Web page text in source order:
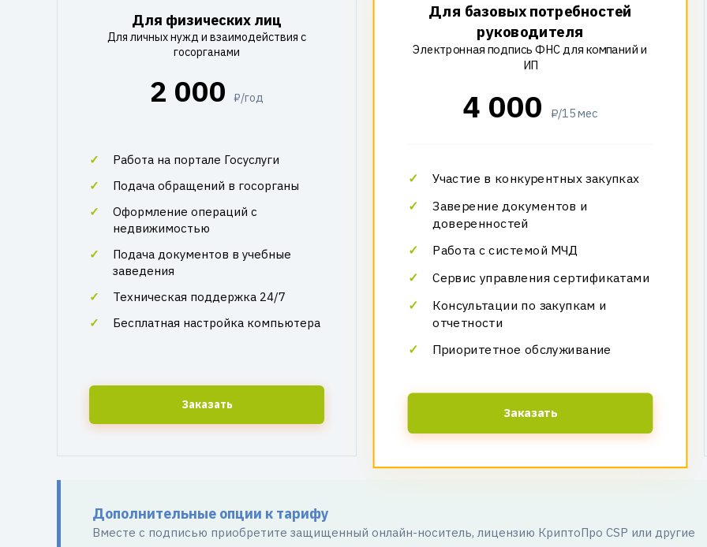
Для физических лиц
Для личных нужд и взаимодействия с
госорганами
2 000 ₽/год
Работа на портале Госуслуги
Подача обращений в госорганы
Оформление операций с
недвижимостью
Подача документов в учебные
заведения
Техническая поддержка 24/7
Бесплатная настройка компьютера
Заказать
Для базовых потребностей
руководителя
Электронная подпись ФНС для компаний и
ИП
4 000 ₽/15 мес
Участие в конкурентных закупках
Заверение документов и
доверенностей
Работа с системой МЧД
Сервис управления сертификатами
Консультации по закупкам и
отчетности
Приоритетное обслуживание
Заказать
Дополнительные опции к тарифу
Вместе с подписью приобретите защищенный онлайн-носитель, лицензию КриптоПро CSP или другие